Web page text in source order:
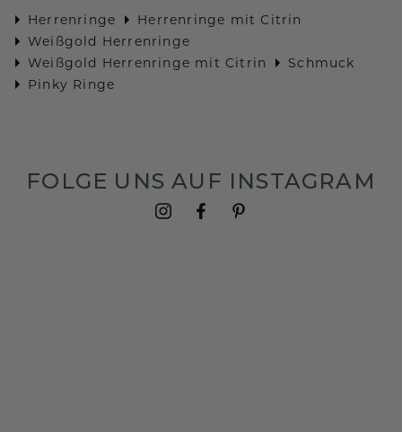
Herrenringe
Herrenringe mit Citrin
Weißgold Herrenringe
Weißgold Herrenringe mit Citrin
Schmuck
Pinky Ringe
FOLGE UNS AUF INSTAGRAM